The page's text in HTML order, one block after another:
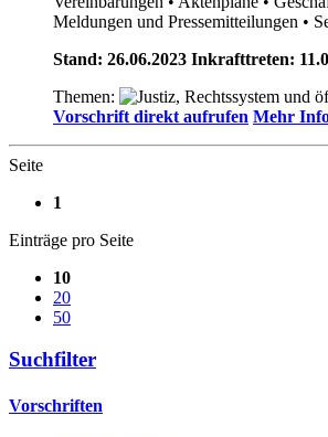
Meldungen und Pressemitteilungen •
Stand: 26.06.2023 Inkrafttreten:
Themen:
Vorschrift direkt aufrufen Mehr
Seite
1
Einträge pro Seite
10
20
50
Suchfilter
Vorschriften